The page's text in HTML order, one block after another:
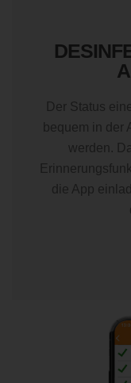
Der Status
bequem in der
werden.
die App